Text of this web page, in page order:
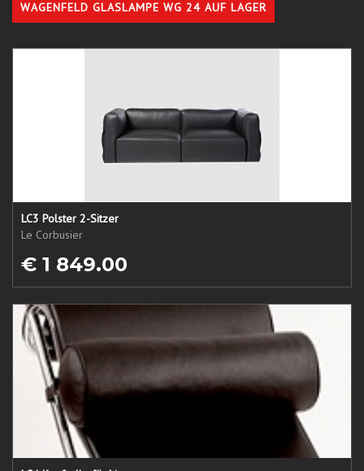
WAGENFELD GLASLAMPE WG 24 AUF LAGER
LC3 Polster 2-Sitzer
Le Corbusier
€ 1 849.00